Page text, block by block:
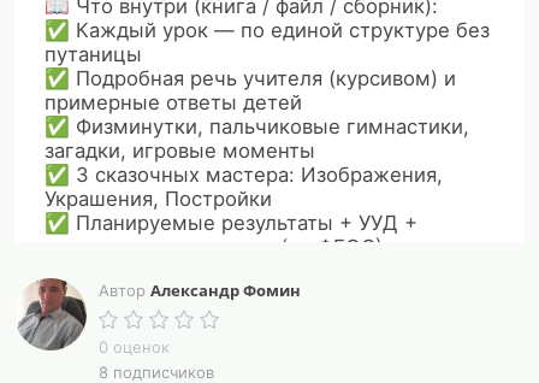
📖 Что внутри (книга / файл / сборник):
✅ Каждый урок — по единой структуре без
путаницы
✅ Подробная речь учителя (курсивом) и
примерные ответы детей
✅ Физминутки, пальчиковые гимнастики,
загадки, игровые моменты
✅ 3 сказочных мастера: Изображения,
Украшения, Постройки
✅ Планируемые результаты + УУД +
программа воспитания (по ФГОС)
аппликация, бумагопластика, печатки,
коллаж, Paint
✅ Рефлексия и критерии оценки (без
баллов)
Автор Александр Фомин
0 оценок
8 подписчиков